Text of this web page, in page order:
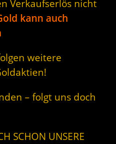
Verkaufserlös nicht
kann auch
weitere
– folgt uns doch
SCHON UNSERE